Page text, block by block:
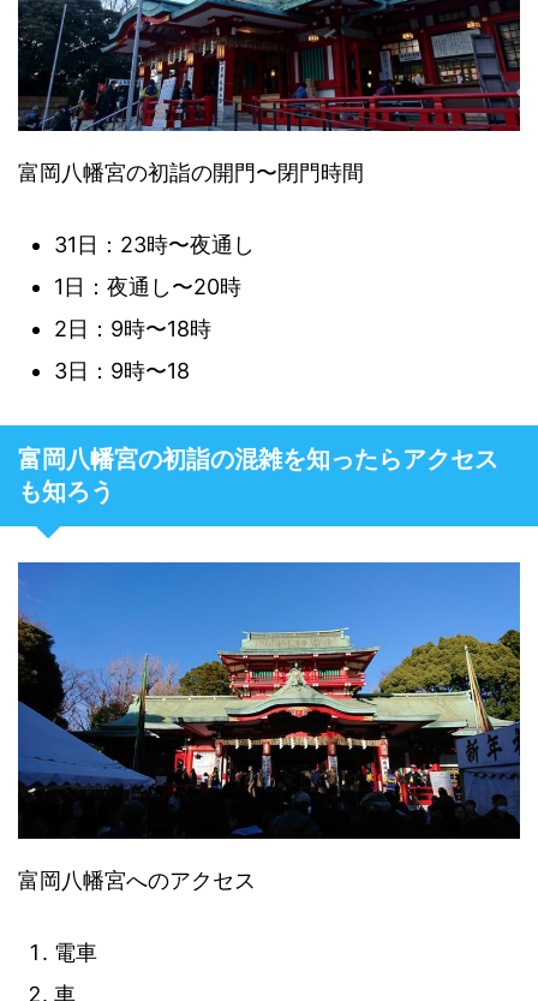
富岡八幡宮の初詣の開門〜閉門時間
31日：23時〜夜通し
1日：夜通し〜20時
2日：9時〜18時
3日：9時〜18
富岡八幡宮の初詣の混雑を知ったらアクセス
も知ろう
富岡八幡宮へのアクセス
電車
車